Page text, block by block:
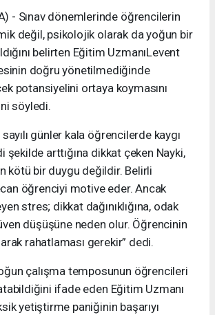
- Sınav dönemlerinde öğrencilerin
değil, psikolojik olarak da yoğun bir
belirten Eğitim UzmanıLevent
doğru yönetilmediğinde
potansiyelini ortaya koymasını
söyledi.
günler kala öğrencilerde kaygı
şekilde arttığına dikkat çeken Nayki,
kötü bir duygu değildir. Belirli
öğrenciyi motive eder. Ancak
stres; dikkat dağınıklığına, odak
düşüşüne neden olur. Öğrencinin
rahatlaması gerekir” dedi.
çalışma temposunun öğrencileri
ifade eden Eğitim Uzmanı
yetiştirme paniğinin başarıyı